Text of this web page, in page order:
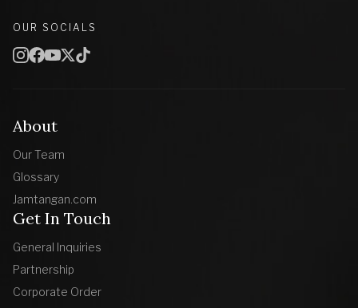
About
Our Team
Glossary
Jamtangan.com
Get In Touch
General Inquiries
Partnership
Corporate Order
OUR SOCIALS